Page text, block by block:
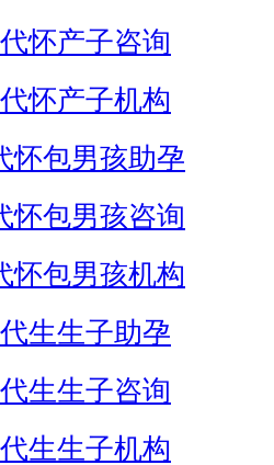
怀产子咨询
怀产子机构
怀包男孩助孕
怀包男孩咨询
怀包男孩机构
生生子助孕
生生子咨询
生生子机构